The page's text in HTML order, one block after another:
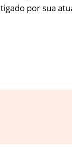
por sua